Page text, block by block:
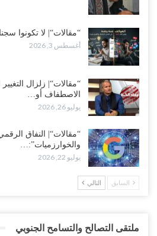
“مقالات“| لا تكونوا
أغسطس 3, 2026
“مقالات“| زلزال التغيير
الاصطفاف أو…
يوليو 26, 2026
“مقالات“| النفاق
والخوارزميات”:…
يوليو 22, 2026
السابق التالي
ملتقى التصالح والتسامح الجنوبي